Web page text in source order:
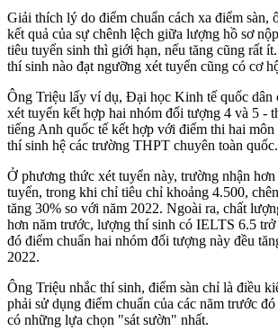
Giải thích lý do điểm chuẩn cách xa điểm sàn,
kết quả của sự chênh lệch giữa lượng hồ sơ
tiêu tuyển sinh thì giới hạn, nếu tăng cũng rất
thí sinh nào đạt ngưỡng xét tuyển cũng có cơ
Ông Triệu lấy ví dụ, Đại học Kinh tế quốc dân
xét tuyển kết hợp hai nhóm đối tượng 4 và 5 -
tiếng Anh quốc tế kết hợp với điểm thi hai
thí sinh hệ các trường THPT chuyên toàn quốc.
Ở phương thức xét tuyển này, trường nhận
tuyển, trong khi chỉ tiêu chỉ khoảng 4.500,
tăng 30% so với năm 2022. Ngoài ra, chất
hơn năm trước, lượng thí sinh có IELTS 6.5
đó điểm chuẩn hai nhóm đối tượng này đều
2022.
Ông Triệu nhắc thí sinh, điểm sàn chỉ là điều
phải sử dụng điểm chuẩn của các năm trước
có những lựa chọn "sát sườn" nhất.